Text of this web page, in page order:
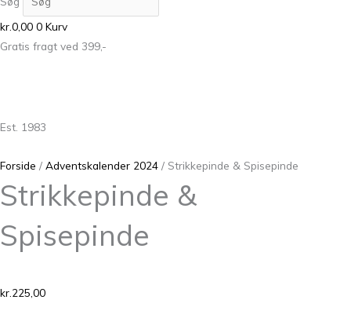
kr.0,00 0 Kurv
Gratis fragt ved 399,-
Est. 1983
Forside / Adventskalender 2024 / Strikkepinde & Spisepinde
Strikkepinde &
Spisepinde
kr. 225,00